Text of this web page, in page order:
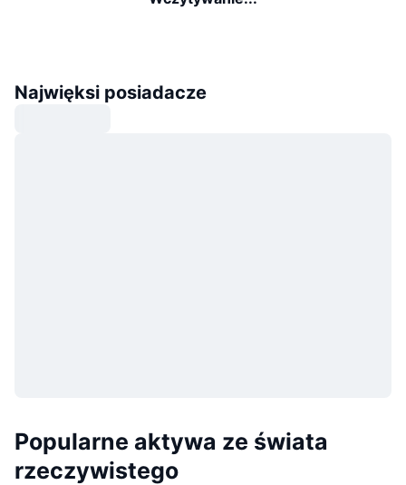
Najwięksi posiadacze
Popularne aktywa ze świata
rzeczywistego